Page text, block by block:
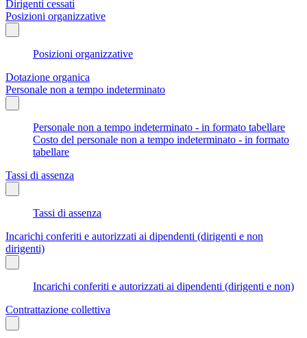
Dirigenti cessati
Posizioni organizzative
Posizioni organizzative
Dotazione organica
Personale non a tempo indeterminato
Personale non a tempo indeterminato - in formato tabellare
Costo del personale non a tempo indeterminato - in formato
tabellare
Tassi di assenza
Tassi di assenza
Incarichi conferiti e autorizzati ai dipendenti (dirigenti e non
dirigenti)
Incarichi conferiti e autorizzati ai dipendenti (dirigenti e non)
Contrattazione collettiva